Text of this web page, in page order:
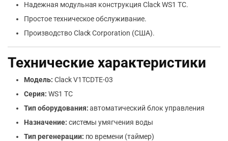
Надежная модульная конструкция Clack WS1 TC.
Простое техническое обслуживание.
Производство Clack Corporation (США).
Технические характеристики
Модель: Clack V1TCDTE-03
Серия: WS1 TC
Тип оборудования:автоматический блок управления
Назначение: системы умягчения воды
Тип регенерации: по времени (таймер)